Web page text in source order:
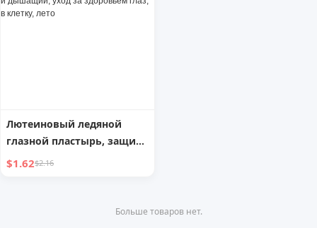
Лютеиновый ледяной
глазной пластырь, защита
глаз, холодный компресс,
уход за здоровьем глаз, в
$1.62$2.16
Больше товаров нет.